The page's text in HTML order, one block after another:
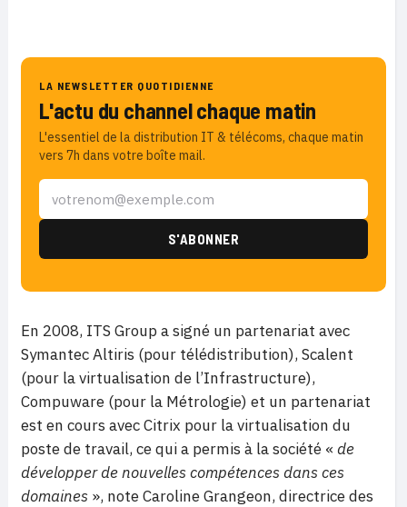
LA NEWSLETTER QUOTIDIENNE
L'actu du channel chaque matin
L'essentiel de la distribution IT & télécoms, chaque matin
vers 7h dans votre boîte mail.
En 2008, ITS Group a signé un partenariat avec
Symantec Altiris (pour télédistribution), Scalent
(pour la virtualisation de l’Infrastructure),
Compuware (pour la Métrologie) et un partenariat
est en cours avec Citrix pour la virtualisation du
poste de travail, ce qui a permis à la société « de
développer de nouvelles compétences dans ces
domaines », note Caroline Grangeon, directrice des